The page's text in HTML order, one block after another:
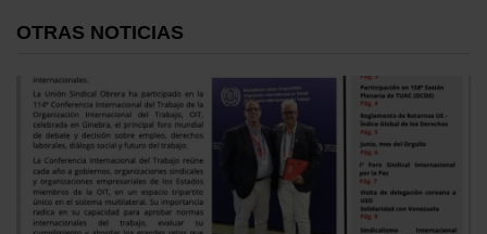
OTRAS NOTICIAS